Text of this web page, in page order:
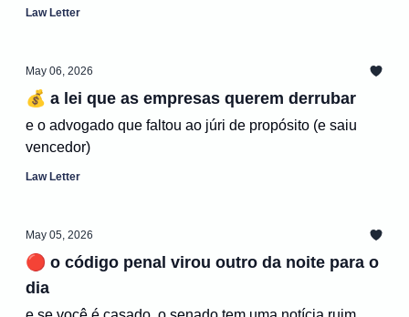
Law Letter
May 06, 2026
💰 a lei que as empresas querem derrubar
e o advogado que faltou ao júri de propósito (e saiu
vencedor)
Law Letter
May 05, 2026
🔴 o código penal virou outro da noite para o
dia